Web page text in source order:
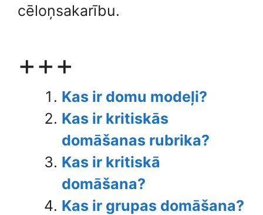
cēloņsakarību.
+++
Kas ir domu modeļi?
Kas ir kritiskās
domāšanas rubrika?
Kas ir kritiskā
domāšana?
Kas ir grupas domāšana?